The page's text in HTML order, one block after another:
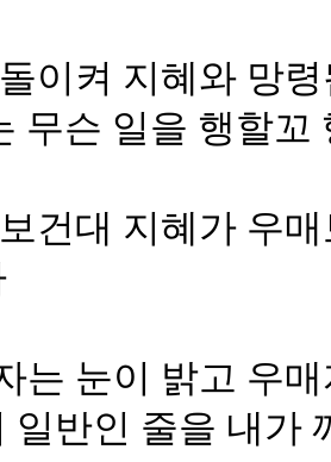
이켜 지혜와 망
무슨 일을 행할
건대 지혜가 우
는 눈이 밝고 우
일반인 줄을 내가